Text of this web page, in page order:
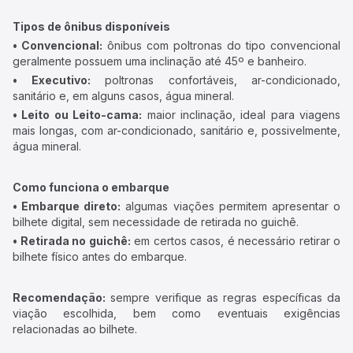
Tipos de ônibus disponíveis
• Convencional: ônibus com poltronas do tipo convencional
geralmente possuem uma inclinação até 45º e banheiro.
• Executivo: poltronas confortáveis, ar-condicionado,
sanitário e, em alguns casos, água mineral.
• Leito ou Leito-cama: maior inclinação, ideal para viagens
mais longas, com ar-condicionado, sanitário e, possivelmente,
água mineral.
Como funciona o embarque
• Embarque direto: algumas viações permitem apresentar o
bilhete digital, sem necessidade de retirada no guichê.
• Retirada no guichê: em certos casos, é necessário retirar o
bilhete físico antes do embarque.
Recomendação: sempre verifique as regras específicas da
viação escolhida, bem como eventuais exigências
relacionadas ao bilhete.